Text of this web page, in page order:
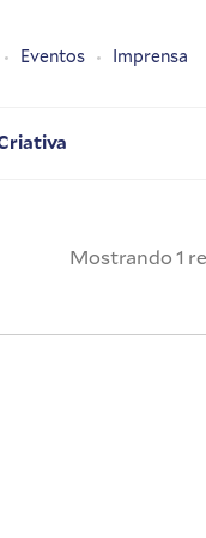
Eventos Imprensa
Mostrando 1